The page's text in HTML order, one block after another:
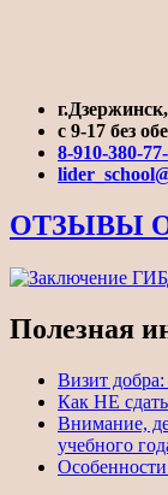
с 9-17 без
8-910-380-
ОТЗЫВЫ
Полезная
Визит
Как НЕ
Внимание,
учебного